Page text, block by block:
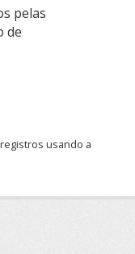
pelas
de
usando a